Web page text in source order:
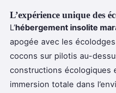
L’expérience unique des
L’hébergement insolite
apogée avec les
cocons sur pilotis au-
constructions écologiques
immersion totale dans